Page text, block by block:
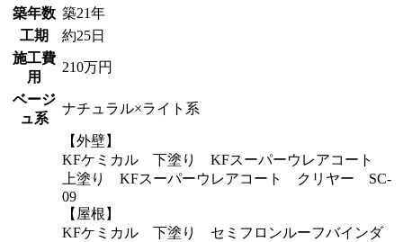
築年数 築21年
工期
約25日
施工費
用
210万円
ベージ
ュ系
ナチュラル×ライト系
【外壁】
KFケミカル 下塗り KFスーパーウレアコート
上塗り KFスーパーウレアコート クリヤー SC-
09
【屋根】
KFケミカル 下塗り セミフロンルーフバインダ